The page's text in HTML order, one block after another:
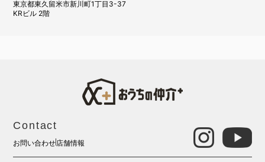
東京都東久留米市新川町1丁目3-37
KRビル 2階
Contact
お問い合わせ店舗情報